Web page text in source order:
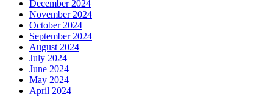
December 2024
November 2024
October 2024
September 2024
August 2024
July 2024
June 2024
May 2024
April 2024